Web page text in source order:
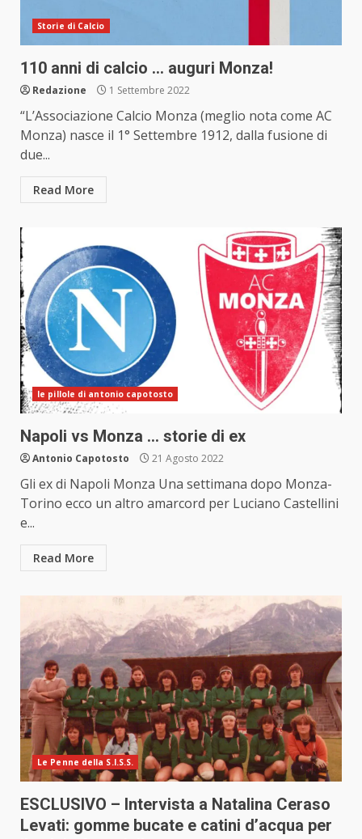
Storie di Calcio
110 anni di calcio … auguri Monza!
Redazione 1 Settembre 2022
“L’Associazione Calcio Monza (meglio nota come AC
Monza) nasce il 1° Settembre 1912, dalla fusione di
due...
Read More
le pillole di antonio capotosto
Napoli vs Monza … storie di ex
Antonio Capotosto 21 Agosto 2022
Gli ex di Napoli Monza Una settimana dopo Monza-
Torino ecco un altro amarcord per Luciano Castellini
e...
Read More
Le Penne della S.I.S.S.
ESCLUSIVO – Intervista a Natalina Ceraso
Levati: gomme bucate e catini d’acqua per